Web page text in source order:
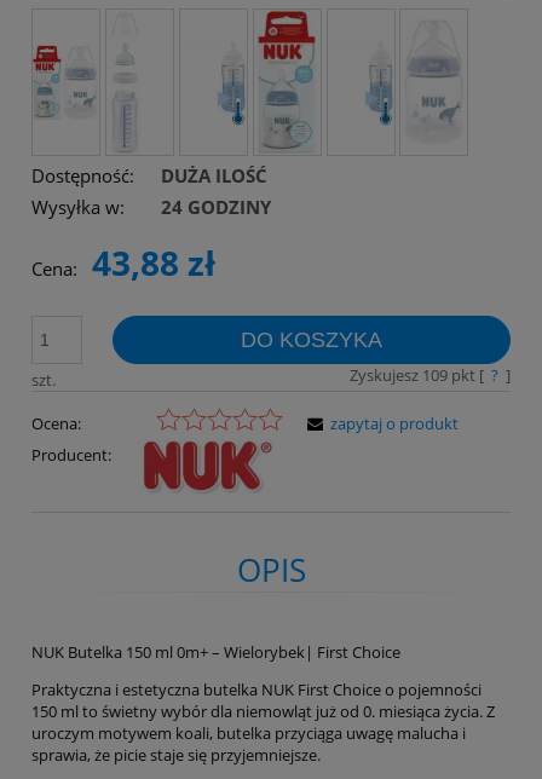
Dostępność:
DUŻA ILOŚĆ
Wysyłka w:
24 GODZINY
Cena: 43,88 zł
szt.
DO KOSZYKA
Zyskujesz 109pkt [ ? ]
Ocena:
Producent:
zapytaj o produkt
OPIS
NUK Butelka 150 ml 0m+ – Wielorybek| First Choice
Praktyczna i estetyczna butelka NUK First Choice o pojemności
150 ml to świetny wybór dla niemowląt już od 0. miesiąca życia. Z
uroczym motywem koali, butelka przyciąga uwagę malucha i
sprawia, że picie staje się przyjemniejsze.